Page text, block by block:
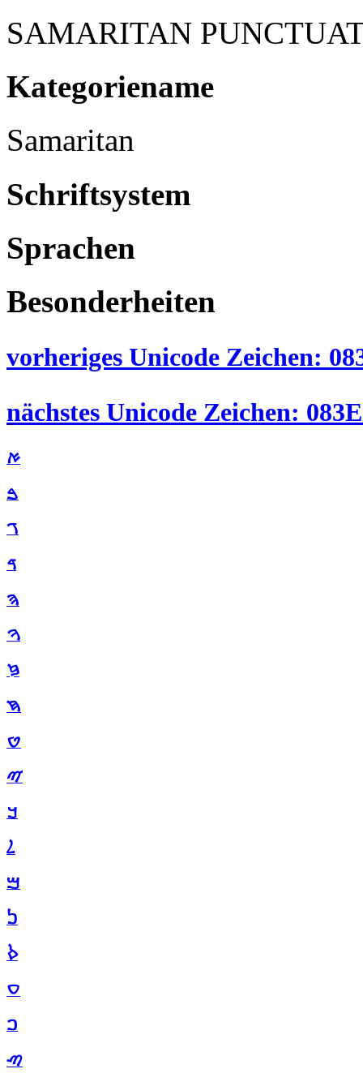
SAMARITAN
Kategoriename
Samaritan
Schriftsystem
Sprachen
Besonderheiten
ࠀ
ࠁ
ࠂ
ࠃ
ࠄ
ࠅ
ࠆ
ࠇ
ࠈ
ࠉ
ࠊ
ࠋ
ࠌ
ࠍ
ࠎ
ࠏ
ࠐ
ࠑ